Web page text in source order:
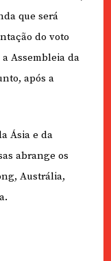
que será
do voto
Assembleia da
após a
Ásia e da
abrange os
Austrália,